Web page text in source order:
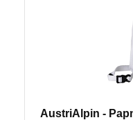
AustriAlpin -